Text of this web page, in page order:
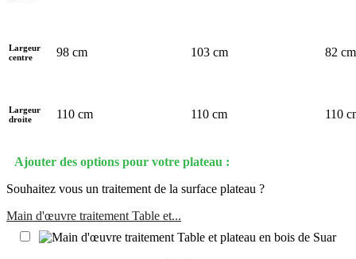
Largeur
centre
98 cm 103 cm 82 cm
Largeur
droite
110 cm 110 cm 110
Ajouter des options pour votre plateau :
Souhaitez vous un traitement de la surface plateau ?
Main d'œuvre traitement Table et...